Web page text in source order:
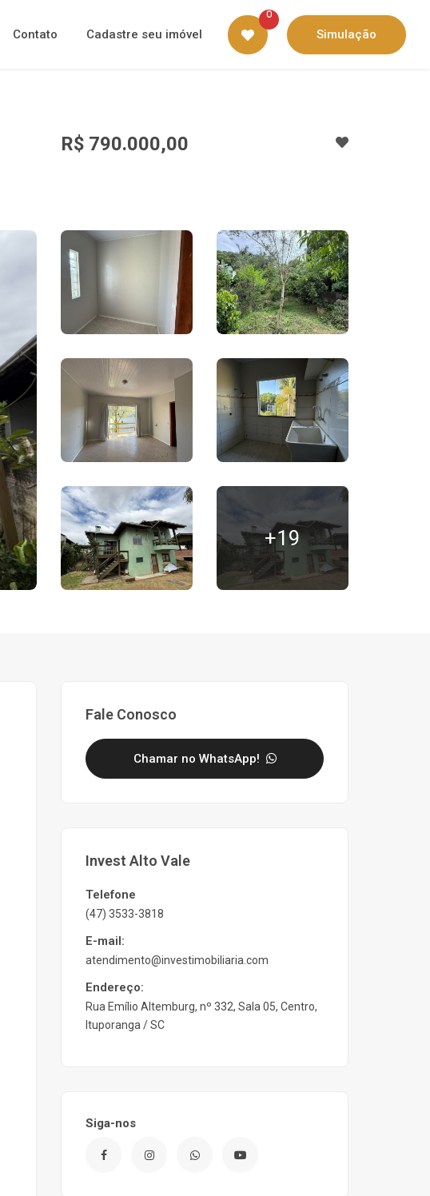
Contato Cadastre seu imóvel
0
Simulação
R$ 790.000,00
+19
Fale Conosco
Chamar no WhatsApp!
Invest Alto Vale
Telefone
(47) 3533-3818
E-mail:
atendimento@investimobiliaria.com
Endereço:
Rua Emílio Altemburg, nº 332, Sala 05, Centro,
Ituporanga / SC
Siga-nos